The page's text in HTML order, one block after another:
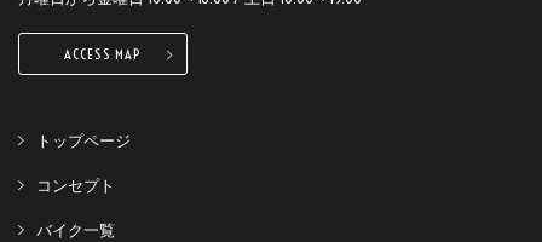
ACCESS MAP
トップページ
コンセプト
バイク一覧